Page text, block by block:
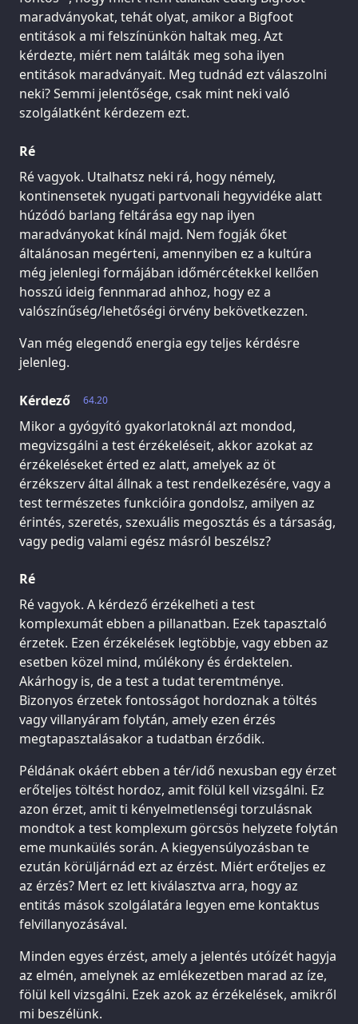
maradványokat, tehát olyat, amikor a Bigfoot
entitások a mi felszínünkön haltak meg. Azt
kérdezte, miért nem találták meg soha ilyen
entitások maradványait. Meg tudnád ezt válaszolni
neki? Semmi jelentősége, csak mint neki való
szolgálatként kérdezem ezt.
Ré
Ré vagyok. Utalhatsz neki rá, hogy némely,
kontinensetek nyugati partvonali hegyvidéke alatt
húzódó barlang feltárása egy nap ilyen
maradványokat kínál majd. Nem fogják őket
általánosan megérteni, amennyiben ez a kultúra
még jelenlegi formájában időmércétekkel kellően
hosszú ideig fennmarad ahhoz, hogy ez a
valószínűség/lehetőségi örvény bekövetkezzen.
Van még elegendő energia egy teljes kérdésre
jelenleg.
64.20
Kérdező
Mikor a gyógyító gyakorlatoknál azt mondod,
megvizsgálni a test érzékeléseit, akkor azokat az
érzékeléseket érted ez alatt, amelyek az öt
érzékszerv által állnak a test rendelkezésére, vagy a
test természetes funkcióira gondolsz, amilyen az
érintés, szeretés, szexuális megosztás és a társaság,
vagy pedig valami egész másról beszélsz?
Ré
Ré vagyok. A kérdező érzékelheti a test
komplexumát ebben a pillanatban. Ezek tapasztaló
érzetek. Ezen érzékelések legtöbbje, vagy ebben az
esetben közel mind, múlékony és érdektelen.
Akárhogy is, de a test a tudat teremtménye.
Bizonyos érzetek fontosságot hordoznak a töltés
vagy villanyáram folytán, amely ezen érzés
megtapasztalásakor a tudatban érződik.
Példának okáért ebben a tér/idő nexusban egy érzet
erőteljes töltést hordoz, amit fölül kell vizsgálni. Ez
azon érzet, amit ti kényelmetlenségi torzulásnak
mondtok a test komplexum görcsös helyzete folytán
eme munkaülés során. A kiegyensúlyozásban te
ezután körüljárnád ezt az érzést. Miért erőteljes ez
az érzés? Mert ez lett kiválasztva arra, hogy az
entitás mások szolgálatára legyen eme kontaktus
felvillanyozásával.
Minden egyes érzést, amely a jelentés utóízét hagyja
az elmén, amelynek az emlékezetben marad az íze,
fölül kell vizsgálni. Ezek azok az érzékelések, amikről
mi beszélünk.